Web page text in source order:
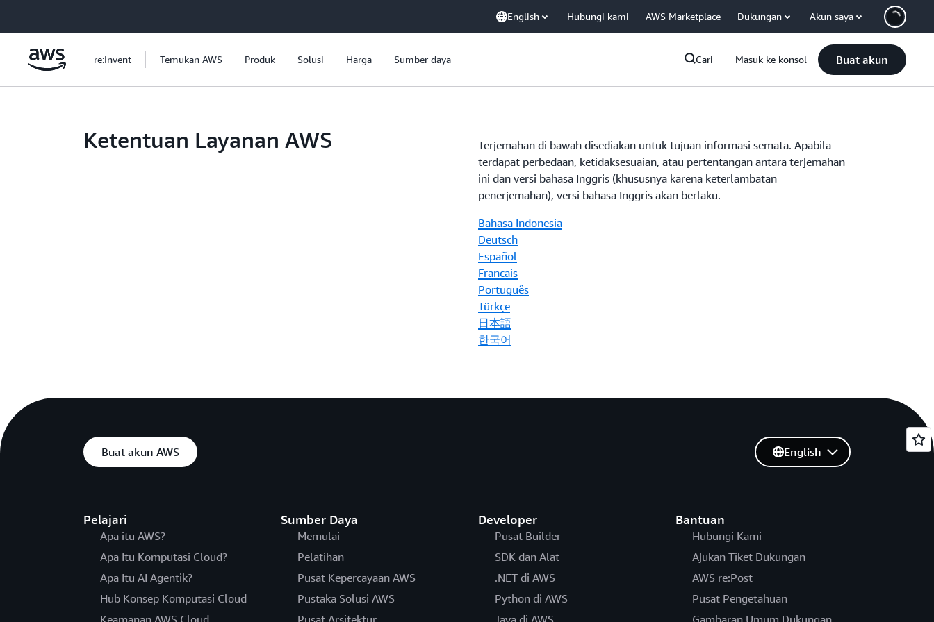
English Hubungi kami AWS Marketplace Dukungan Akun saya
re:Invent Temukan AWS Produk Solusi Harga Sumber daya Cari Masuk ke konsol Buat akun
Ketentuan Layanan AWS
Terjemahan di bawah disediakan untuk tujuan informasi semata. Apabila
terdapat perbedaan, ketidaksesuaian, atau pertentangan antara terjemahan
ini dan versi bahasa Inggris (khususnya karena keterlambatan
penerjemahan), versi bahasa Inggris akan berlaku.
Bahasa Indonesia
Deutsch
Español
Français
Português
Türkçe
日本語
한국어
Buat akun AWS
Pelajari
Apa itu AWS?
Apa Itu Komputasi Cloud?
Apa Itu AI Agentik?
Hub Konsep Komputasi Cloud
Keamanan AWS Cloud
Sumber Daya
Memulai
Pelatihan
Pusat Kepercayaan AWS
Pustaka Solusi AWS
Pusat Arsitektur
Developer
Pusat Builder
SDK dan Alat
.NET di AWS
Python di AWS
Java di AWS
Bantuan
Hubungi Kami
Ajukan Tiket Dukungan
AWS re:Post
Pusat Pengetahuan
Gambaran Umum Dukungan
English